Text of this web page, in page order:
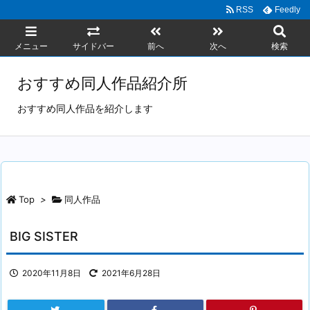
メニュー サイドバー 前へ 次へ 検索
RSS Feedly
おすすめ同人作品紹介所
おすすめ同人作品を紹介します
Top > 同人作品
BIG SISTER
2020年11月8日 2021年6月28日